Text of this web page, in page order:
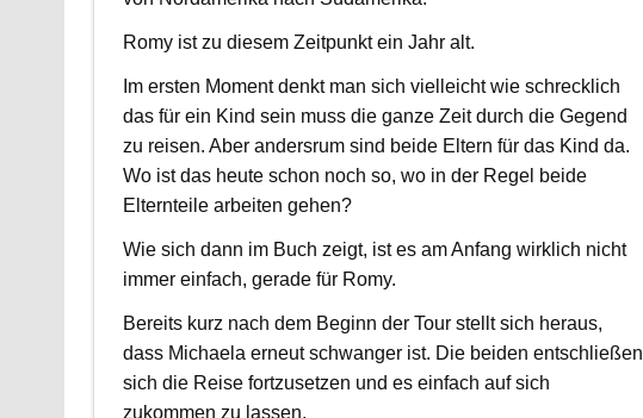
Romy ist zu diesem Zeitpunkt ein Jahr alt.
Im ersten Moment denkt man sich vielleicht wie schrecklich
das für ein Kind sein muss die ganze Zeit durch die Gegend
zu reisen. Aber andersrum sind beide Eltern für das Kind da.
Wo ist das heute schon noch so, wo in der Regel beide
Elternteile arbeiten gehen?
Wie sich dann im Buch zeigt, ist es am Anfang wirklich nicht
immer einfach, gerade für Romy.
Bereits kurz nach dem Beginn der Tour stellt sich heraus,
dass Michaela erneut schwanger ist. Die beiden entschließen
sich die Reise fortzusetzen und es einfach auf sich
zukommen zu lassen.